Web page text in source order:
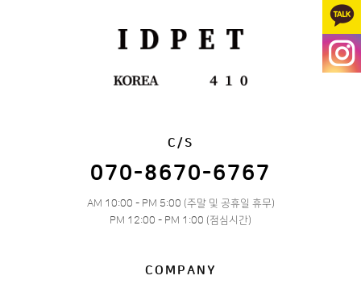
C/S
070-8670-6767
AM 10:00 - PM 5:00 (주말 및 공휴일 휴무)
PM 12:00 - PM 1:00 (점심시간)
COMPANY